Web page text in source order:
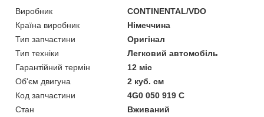
Виробник
CONTINENTAL/VDO
Країна виробник
Німеччина
Тип запчастини
Оригінал
Тип техніки
Легковий автомобіль
Гарантійний термін
12 міс
Об'єм двигуна
2 куб. см
Код запчастини
4G0 050 919 C
Стан
Вживаний